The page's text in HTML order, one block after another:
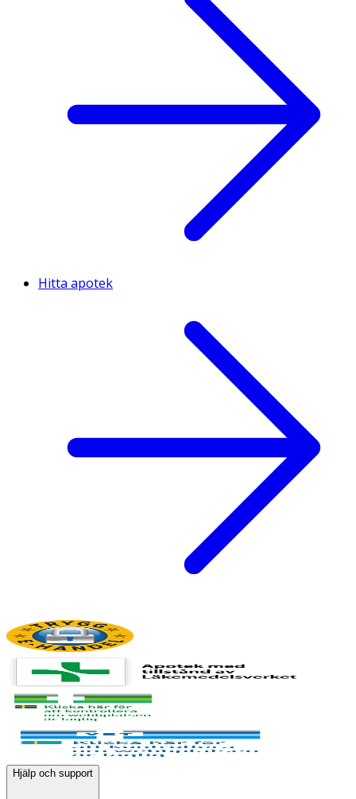
Hitta apotek
Hjälp och support